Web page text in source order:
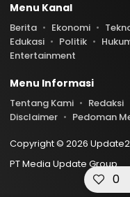
0
Menu Kanal
Berita Ekonomi
Edukasi
Politik
Entertainment
Menu Informasi
Tentang Kami Redaksi
Disclaimer
Pedoman
Copyright © 2026
PT Media Update Group